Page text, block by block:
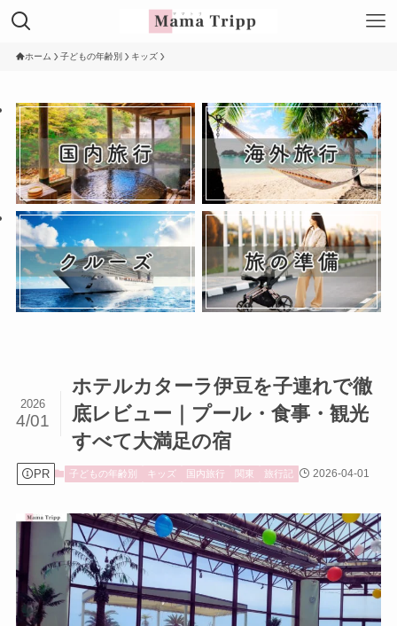
ホーム 子どもの年齢別 キッズ
ホテルカターラ伊豆を子連れで徹
底レビュー｜プール・食事・観光
すべて大満足の宿
2026
4/01
PR 子どもの年齢別 キッズ 国内旅行 関東 旅行記 2026-04-01